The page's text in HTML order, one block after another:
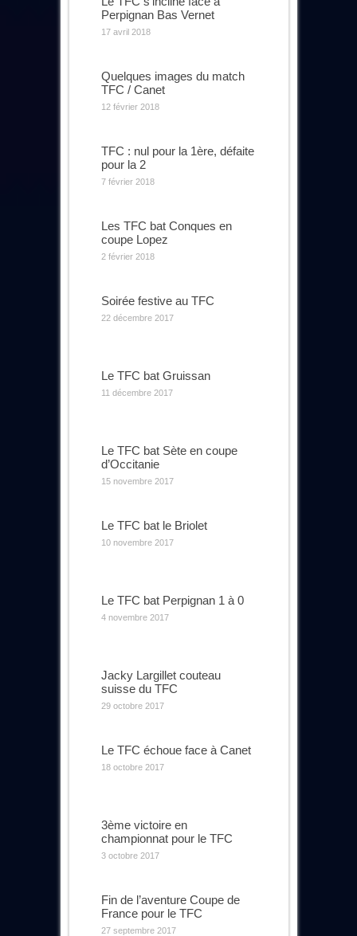
Perpignan Bas Vernet
17 avril 2018
Quelques images du match
TFC / Canet
12 février 2018
TFC : nul pour la 1ère, défaite
pour la 2
7 février 2018
Les TFC bat Conques en
coupe Lopez
2 février 2018
Soirée festive au TFC
22 décembre 2017
Le TFC bat Gruissan
11 décembre 2017
Le TFC bat Sète en coupe
d’Occitanie
15 novembre 2017
Le TFC bat le Briolet
10 novembre 2017
Le TFC bat Perpignan 1 à 0
4 novembre 2017
Jacky Largillet couteau
suisse du TFC
29 octobre 2017
Le TFC échoue face à Canet
18 octobre 2017
3ème victoire en
championnat pour le TFC
3 octobre 2017
Fin de l’aventure Coupe de
France pour le TFC
27 septembre 2017